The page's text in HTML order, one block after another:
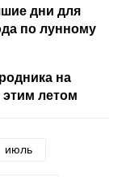
дни для
по лунному
на
этим летом
июль